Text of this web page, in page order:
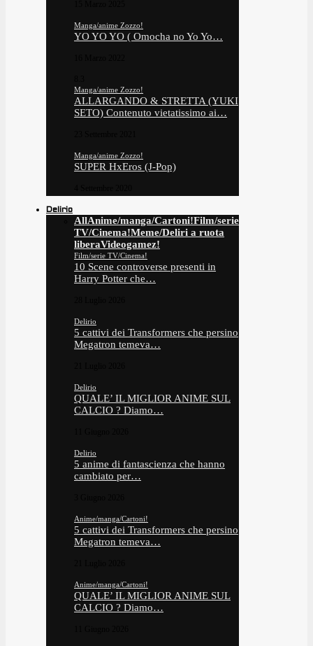
Manga/anime Zozzo!
YO YO YO ( Omocha no Yo Yo…
Manga/anime Zozzo!
ALLARGANDO & STRETTA (YUKI
SETO) Contenuto vietatissimo ai…
Manga/anime Zozzo!
SUPER HxEros (J-Pop)
Delirio
AllAnime/manga/Cartoni!Film/serie
TV/Cinema!Meme/Deliri a ruota
liberaVideogamez!
Film/serie TV/Cinema!
10 Scene controverse presenti in
Harry Potter che…
Delirio
5 cattivi dei Transformers che persino
Megatron temeva…
Delirio
QUALE’ IL MIGLIOR ANIME SUL
CALCIO ? Diamo…
Delirio
5 anime di fantascienza che hanno
cambiato per…
Anime/manga/Cartoni!
5 cattivi dei Transformers che persino
Megatron temeva…
Anime/manga/Cartoni!
QUALE’ IL MIGLIOR ANIME SUL
CALCIO ? Diamo…